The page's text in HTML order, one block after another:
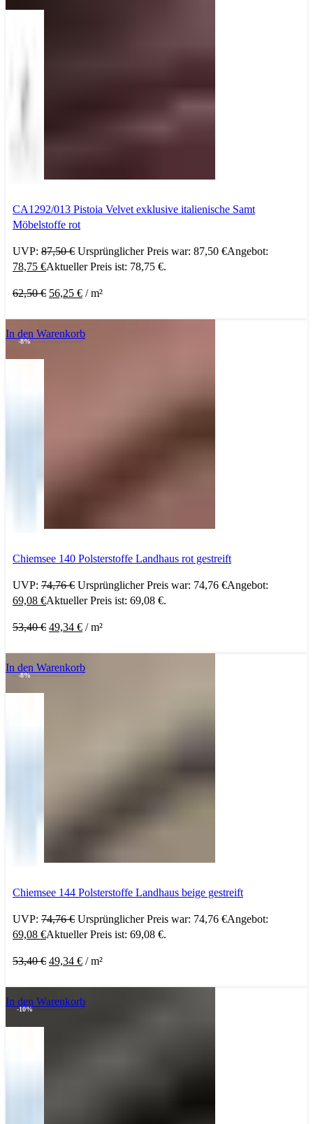
CA1292/013 Pistoia Velvet exklusive italienische Samt
Möbelstoffe rot
UVP: 87,50€ Ursprünglicher Preis war: 87,50 €Angebot:
78,75 €Aktueller Preis ist: 78,75 €.
62,50€ 56,25 € /m²
-8%
In den Warenkorb
Chiemsee 140 Polsterstoffe Landhaus rot gestreift
UVP: 74,76€ Ursprünglicher Preis war: 74,76 €Angebot:
69,08 €Aktueller Preis ist: 69,08 €.
53,40€ 49,34 € /m²
-8%
In den Warenkorb
Chiemsee 144 Polsterstoffe Landhaus beige gestreift
UVP: 74,76€ Ursprünglicher Preis war: 74,76 €Angebot:
69,08 €Aktueller Preis ist: 69,08 €.
53,40€ 49,34 € /m²
-10%
In den Warenkorb